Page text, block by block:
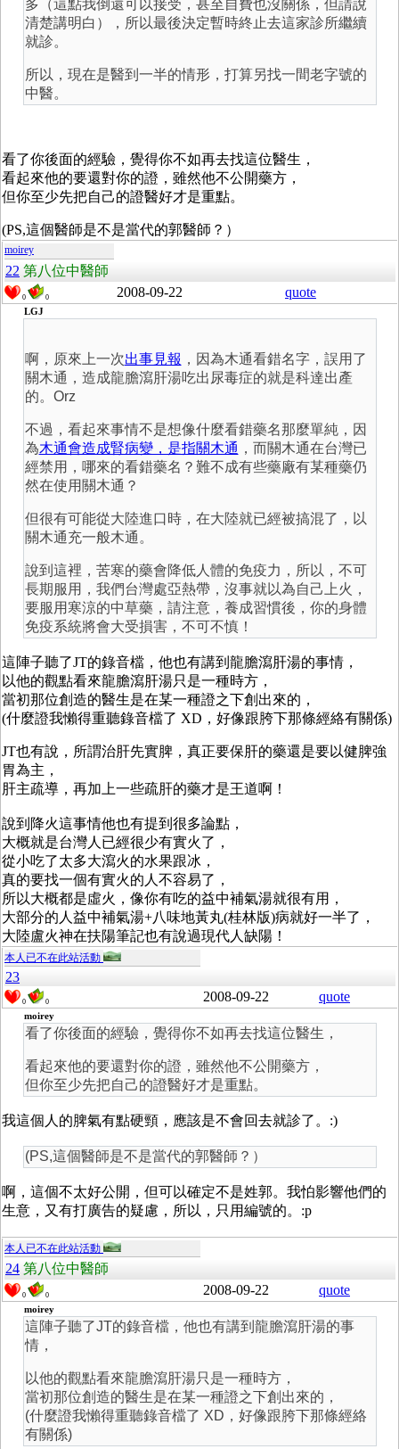
多（這點我倒還可以接受，甚至自費也沒關係，但請說
清楚講明白），所以最後決定暫時終止去這家診所繼續
就診。
所以，現在是醫到一半的情形，打算另找一間老字號的
中醫。
看了你後面的經驗，覺得你不如再去找這位醫生，
看起來他的要還對你的證，雖然他不公開藥方，
但你至少先把自己的證醫好才是重點。
(PS,這個醫師是不是當代的郭醫師？）
moirey
22 第八位中醫師
0 0 2008-09-22 quote
LGJ
啊，原來上一次出事見報 ，因為木通看錯名字，誤用了
關木通，造成龍膽瀉肝湯吃出尿毒症的就是科達出產
的。Orz
不過，看起來事情不是想像什麼看錯藥名那麼單純，因
為木通會造成腎病變，是指關木通 ，而關木通在台灣已
經禁用，哪來的看錯藥名？難不成有些藥廠有某種藥仍
然在使用關木通？
但很有可能從大陸進口時，在大陸就已經被搞混了，以
關木通充一般木通。
說到這裡，苦寒的藥會降低人體的免疫力，所以，不可
長期服用，我們台灣處亞熱帶，沒事就以為自己上火，
要服用寒涼的中草藥，請注意，養成習慣後，你的身體
免疫系統將會大受損害，不可不慎！
這陣子聽了JT的錄音檔，他也有講到龍膽瀉肝湯的事情，
以他的觀點看來龍膽瀉肝湯只是一種時方，
當初那位創造的醫生是在某一種證之下創出來的，
(什麼證我懶得重聽錄音檔了 XD，好像跟胯下那條經絡有關係)
JT也有說，所謂治肝先實脾，真正要保肝的藥還是要以健脾強
胃為主，
肝主疏導，再加上一些疏肝的藥才是王道啊！
說到降火這事情他也有提到很多論點，
大概就是台灣人已經很少有實火了，
從小吃了太多大瀉火的水果跟冰，
真的要找一個有實火的人不容易了，
所以大概都是虛火，像你有吃的益中補氣湯就很有用，
大部分的人益中補氣湯+八味地黃丸(桂林版)病就好一半了，
大陸盧火神在扶陽筆記也有說過現代人缺陽！
本人已不在此站活動
23
0 0 2008-09-22 quote
moirey
看了你後面的經驗，覺得你不如再去找這位醫生，
看起來他的要還對你的證，雖然他不公開藥方，
但你至少先把自己的證醫好才是重點。
我這個人的脾氣有點硬頸，應該是不會回去就診了。:)
(PS,這個醫師是不是當代的郭醫師？）
啊，這個不太好公開，但可以確定不是姓郭。我怕影響他們的
生意，又有打廣告的疑慮，所以，只用編號的。:p
本人已不在此站活動
24 第八位中醫師
0 0 2008-09-22 quote
moirey
這陣子聽了JT的錄音檔，他也有講到龍膽瀉肝湯的事
情，
以他的觀點看來龍膽瀉肝湯只是一種時方，
當初那位創造的醫生是在某一種證之下創出來的，
(什麼證我懶得重聽錄音檔了 XD，好像跟胯下那條經絡
有關係)